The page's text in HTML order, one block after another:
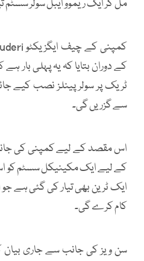
مل کر ایک ریموو ایبل سولر سسٹم
کے دوران بتایا کہ یہ پہلی
ٹریک پر سولر پینلز نصب کیے
سے گزریں گی۔
اس مقصد کے لیے کمپنی کی
کے لیے ایک مکینیکل سسٹم کو
ایک ٹرین بھی تیار کی گئی ہے جو
کام کرے گی۔
سن ویز کی جانب سے جاری